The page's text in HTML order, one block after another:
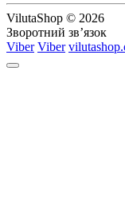
VilutaShop © 2026
Зворотний зв’язок
Viber Viber